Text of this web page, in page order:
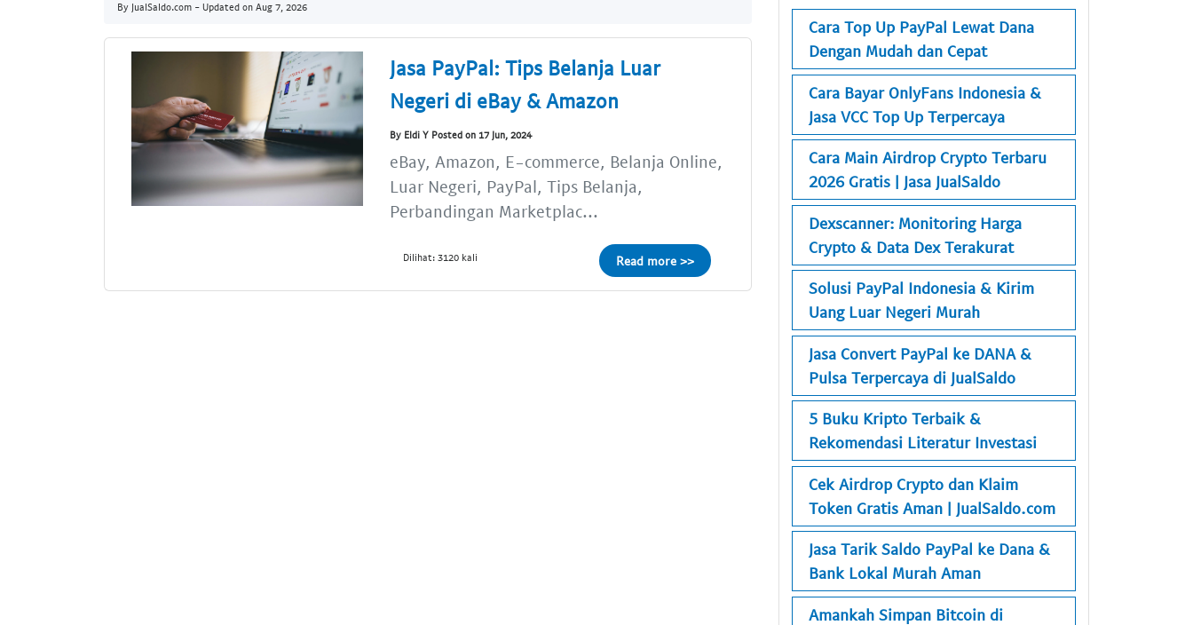
By JualSaldo.com - Updated on Aug 7, 2026
Jasa PayPal: Tips Belanja Luar
Negeri di eBay & Amazon
By Eldi Y Posted on 17 Jun, 2024
eBay, Amazon, E-commerce, Belanja Online,
Luar Negeri, PayPal, Tips Belanja,
Perbandingan Marketplac...
Dilihat: 3120 kali Read more >>
Cara Top Up PayPal Lewat Dana
Dengan Mudah dan Cepat
Cara Bayar OnlyFans Indonesia &
Jasa VCC Top Up Terpercaya
Cara Main Airdrop Crypto Terbaru
2026 Gratis | Jasa JualSaldo
Dexscanner: Monitoring Harga
Crypto & Data Dex Terakurat
Solusi PayPal Indonesia & Kirim
Uang Luar Negeri Murah
Jasa Convert PayPal ke DANA &
Pulsa Terpercaya di JualSaldo
5 Buku Kripto Terbaik &
Rekomendasi Literatur Investasi
Cek Airdrop Crypto dan Klaim
Token Gratis Aman | JualSaldo.com
Jasa Tarik Saldo PayPal ke Dana &
Bank Lokal Murah Aman
Amankah Simpan Bitcoin di